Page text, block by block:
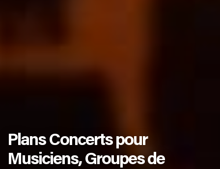
Plans Concerts pour
Musiciens, Groupes de